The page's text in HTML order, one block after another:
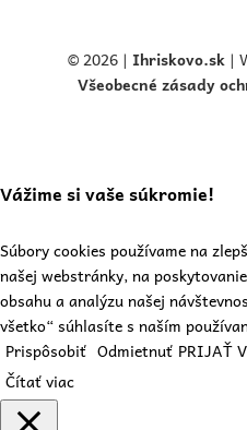
© 2026 | Ihriskovo.sk|
Všeobecné zásady
Vážime si vaše súkromie!
Súbory cookies používame na
našej webstránky, na
obsahu a analýzu našej
všetko“ súhlasíte s naším
Prispôsobiť Odmietnuť PRIJAŤ
Čítať viac